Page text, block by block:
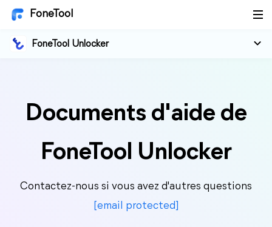
FoneTool
FoneTool Unlocker
Documents d'aide de
FoneTool Unlocker
Contactez-nous si vous avez d'autres questions
[email protected]